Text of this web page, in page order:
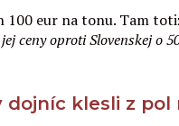
eur na tonu. Tam
ceny oproti Slovenskej o
klesli z